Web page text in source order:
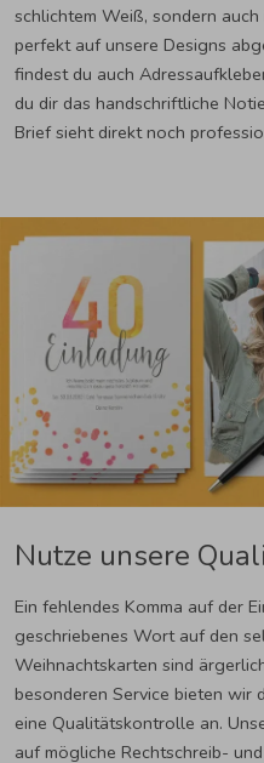
schlichtem Weiß, sondern
perfekt auf unsere Designs
findest du auch
du dir das handschriftliche
Brief sieht direkt noch
Nutze unsere
Ein fehlendes Komma auf der
geschriebenes Wort auf den
Weihnachtskarten sind
besonderen Service bieten wir
eine Qualitätskontrolle an.
auf mögliche Rechtschreib-